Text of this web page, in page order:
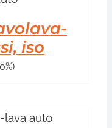
iso